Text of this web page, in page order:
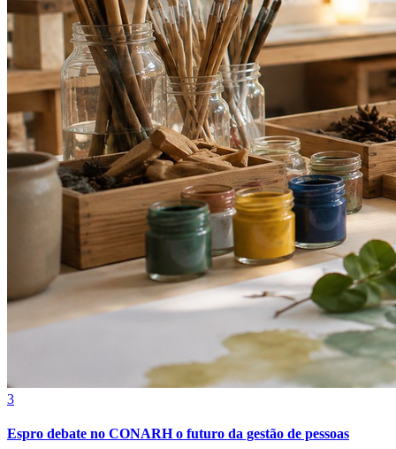
Atlético-MG
3
Espro debate no CONARH o futuro da gestão de pessoas